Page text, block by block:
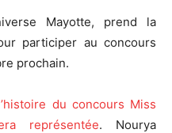
Mayotte, prend la
participer au concours
prochain.
du concours Miss
représentée. Nourya